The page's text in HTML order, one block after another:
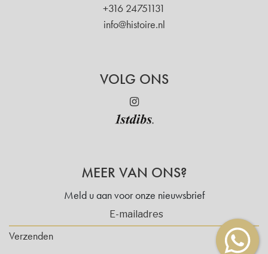
+316 24751131
info@histoire.nl
VOLG ONS
MEER VAN ONS?
Meld u aan voor onze nieuwsbrief